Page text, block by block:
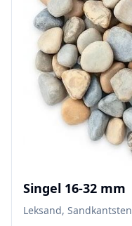
Singel 16-32 mm
Leksand, Sandkantsten